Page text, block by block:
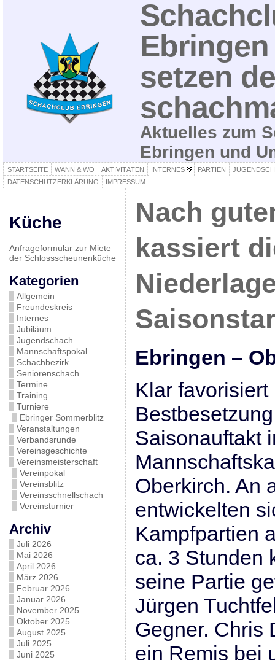
setzen
Aktuelles zum
Ebringen und
STARTSEITE WANN & WO AKTIVITÄTEN INTERNES PARTIEN
DATENSCHUTZERKLÄRUNG
IMPRESSUM
Küche
Anfrageformular zur Miete
der Schlossscheunenküche
Kategorien
Allgemein
Freundeskreis
Internes
Jubiläum
Jugendschach
Mannschaftspokal
Schachbezirk
Seniorenschach
Termine
Training
Turniere
Ebringer Sommerblitz
Veranstaltungen
Verbandsrunde
Vereinsgeschichte
Vereinsmeisterschaft
Vereinpokal
Vereinsblitz
Vereinsschnellschach
Vereinsturnier
Archiv
Juli 2026
Mai 2026
April 2026
März 2026
Februar 2026
Januar 2026
November 2025
Oktober 2025
August 2025
Juli 2025
Juni 2025
Nach
kassiert
Ebringen –
Klar favorisiert
Saisonauftakt
Oberkirch. An
entwickelten
Kampfpartien
ca. 3 Stunden
seine Partie
Jürgen
Gegner. Chris
ein Remis bei